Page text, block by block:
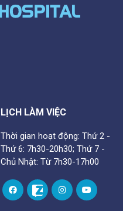
LỊCH LÀM VIỆC
Thời gian hoạt động: Thứ 2 -
Thứ 6: 7h30-20h30; Thứ 7 -
Chủ Nhật: Từ 7h30-17h00